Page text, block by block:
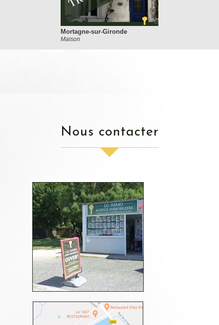
Mortagne-sur-Gironde
Maison
nous contacter